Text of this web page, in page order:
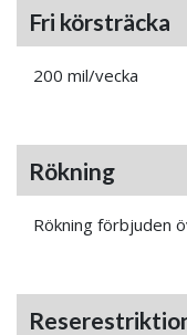
Fri körsträcka
200 mil/vecka
Rökning
Rökning förbjuden